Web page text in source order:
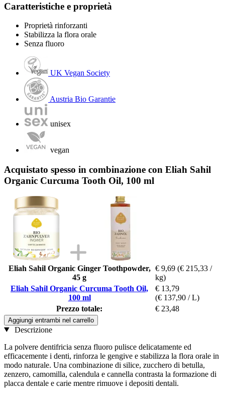
Caratteristiche e proprietà
Proprietà rinforzanti
Stabilizza la flora orale
Senza fluoro
UK Vegan Society
Austria Bio Garantie
unisex
vegan
Acquistato spesso in combinazione con Eliah Sahil
Organic Curcuma Tooth Oil, 100 ml
Eliah Sahil Organic Ginger Toothpowder,
45 g
€ 9,69 (€ 215,33 /
kg)
Eliah Sahil Organic Curcuma Tooth Oil,
100 ml
€ 13,79
(€ 137,90 / L)
Prezzo totale:
€ 23,48
Aggiungi entrambi nel carrello
Descrizione
La polvere dentifricia senza fluoro pulisce delicatamente ed
efficacemente i denti, rinforza le gengive e stabilizza la flora orale in
modo naturale. Una combinazione di silice, zucchero di betulla,
zenzero, camomilla, calendula e cannella contrasta la formazione di
placca dentale e carie mentre rimuove i depositi dentali.